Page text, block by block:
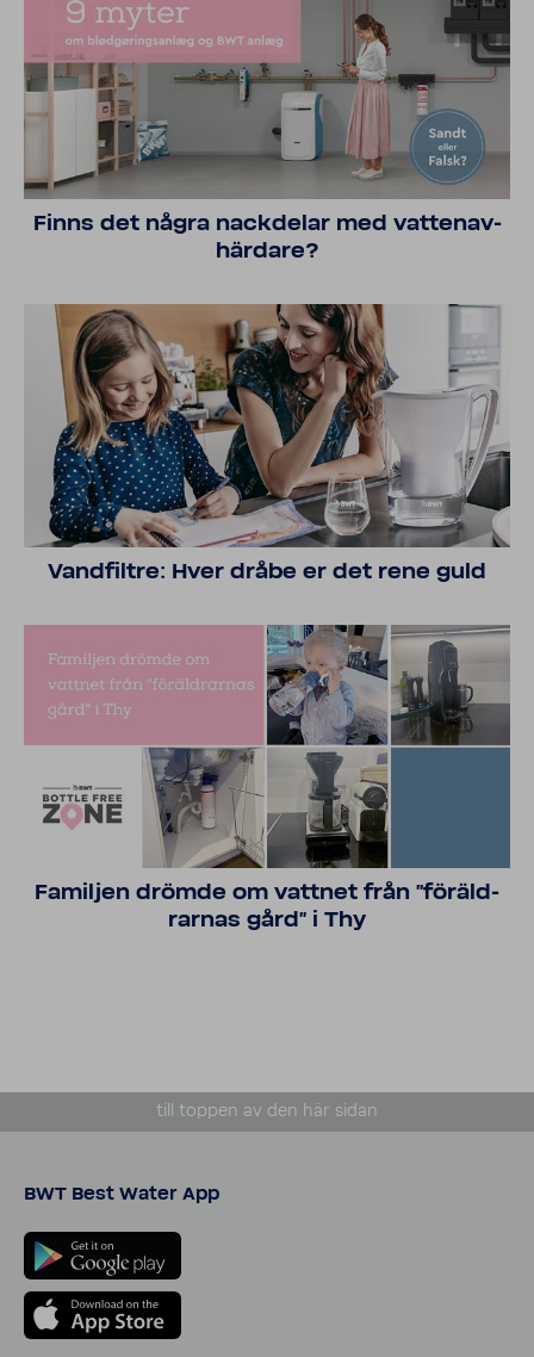
Finns det några nack­delar med vatten­av­
här­dare?
Vand­filtre: Hver dråbe er det rene guld
Familjen drömde om vattnet från "föräld­
rarnas gård" i Thy
till toppen av den här sidan
BWT Best Water App